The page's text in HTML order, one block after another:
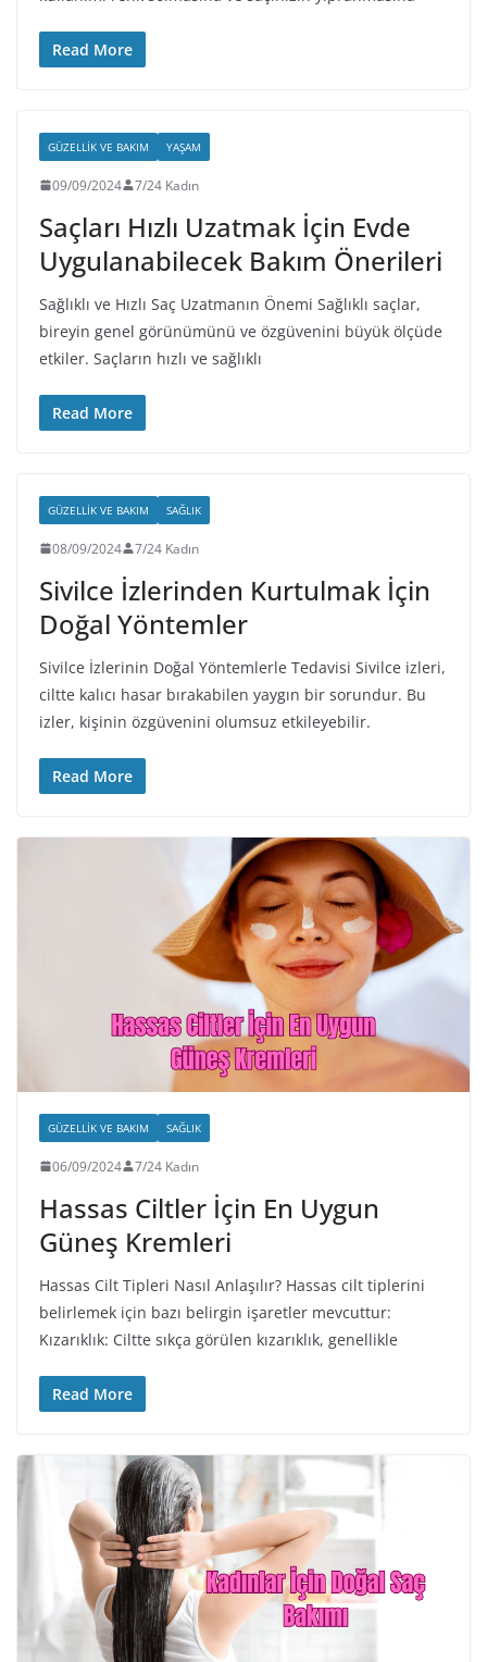
Read More
GÜZELLIK VE BAKIM YAŞAM
09/09/2024 7/24 Kadın
Saçları Hızlı Uzatmak İçin Evde
Uygulanabilecek Bakım Önerileri
Sağlıklı ve Hızlı Saç Uzatmanın Önemi Sağlıklı saçlar,
bireyin genel görünümünü ve özgüvenini büyük ölçüde
etkiler. Saçların hızlı ve sağlıklı
Read More
GÜZELLIK VE BAKIM SAĞLIK
08/09/2024 7/24 Kadın
Sivilce İzlerinden Kurtulmak İçin
Doğal Yöntemler
Sivilce İzlerinin Doğal Yöntemlerle Tedavisi Sivilce izleri,
ciltte kalıcı hasar bırakabilen yaygın bir sorundur. Bu
izler, kişinin özgüvenini olumsuz etkileyebilir.
Read More
GÜZELLIK VE BAKIM SAĞLIK
06/09/2024 7/24 Kadın
Hassas Ciltler İçin En Uygun
Güneş Kremleri
Hassas Cilt Tipleri Nasıl Anlaşılır? Hassas cilt tiplerini
belirlemek için bazı belirgin işaretler mevcuttur:
Kızarıklık: Ciltte sıkça görülen kızarıklık, genellikle
Read More